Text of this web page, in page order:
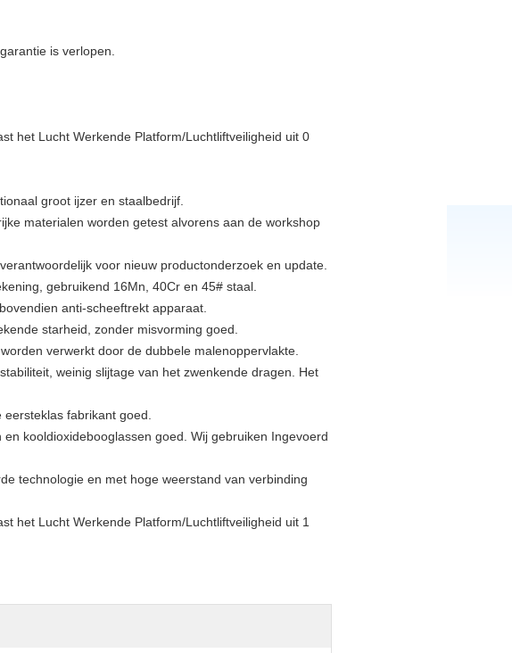
is verlopen.
groot ijzer en staalbedrijf.
materialen worden getest alvorens aan de workshop
voor nieuw productonderzoek en update.
gebruikend 16Mn, 40Cr en 45# staal.
anti-scheeftrekt apparaat.
starheid, zonder misvorming goed.
verwerkt door de dubbele malenoppervlakte.
weinig slijtage van het zwenkende dragen. Het
fabrikant goed.
kooldioxidebooglassen goed. Wij gebruiken Ingevoerd
technologie en met hoge weerstand van verbinding